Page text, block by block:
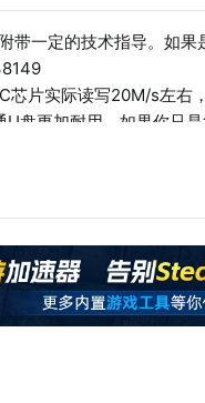
带一定的技术指导。如
芯片实际读写20M/s左右
盘更加耐用。如果你只
艺，用USB2.0是因为
以各位懂帝留点嘴德谢